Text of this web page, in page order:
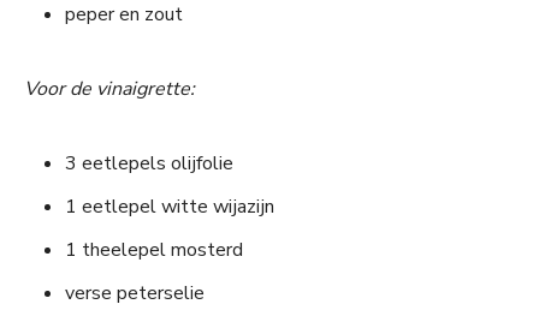
peper en zout
Voor de vinaigrette:
3 eetlepels olijfolie
1 eetlepel witte wijazijn
1 theelepel mosterd
verse peterselie